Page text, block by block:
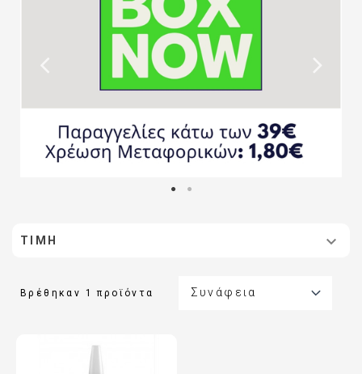
ΤΙΜΉ 
Βρέθηκαν 1 προϊόντα Συνάφεια 